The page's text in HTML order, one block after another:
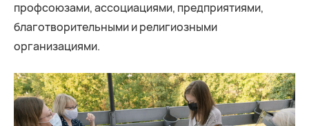
профсоюзами, ассоциациями, предприятиями,
благотворительными и религиозными
организациями.